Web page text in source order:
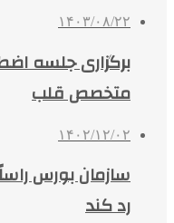
۱۴۰۳/۰۸/۲۲
برگزاری جلسه
متخصص قلب
۱۴۰۲/۱۲/۰۲
سازمان بورس
رد کند